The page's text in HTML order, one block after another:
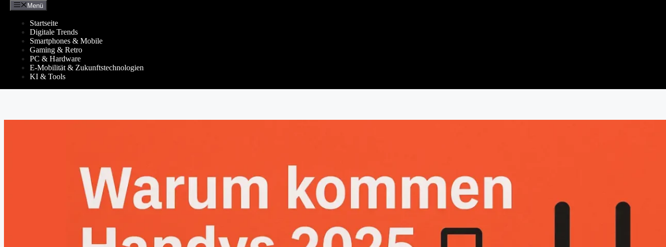
Zum
springen
Menü
Startseite
Digitale Trends
Smartphones & Mobile
Gaming & Retro
PC & Hardware
E-Mobilität & Zukunftstechnologien
KI & Tools